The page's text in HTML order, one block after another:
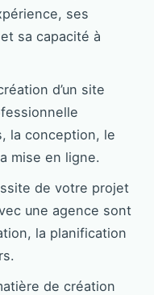
ses
sa capacité à
d’un site
la conception, le
mise en ligne.
de votre projet
une agence sont
la planification
de création